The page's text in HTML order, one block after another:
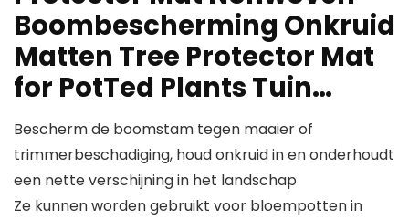
Boombescherming Onkruid
Matten Tree Protector Mat
for PotTed Plants Tuin…
Bescherm de boomstam tegen maaier of
trimmerbeschadiging, houd onkruid in en onderhoudt
een nette verschijning in het landschap
Ze kunnen worden gebruikt voor bloempotten in